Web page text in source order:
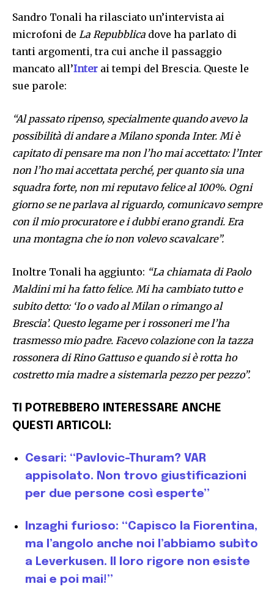
Sandro Tonali ha rilasciato un’intervista ai
microfoni de La Repubblica dove ha parlato di
tanti argomenti, tra cui anche il passaggio
mancato all’Inter ai tempi del Brescia. Queste le
sue parole:
“Al passato ripenso, specialmente quando avevo la
possibilità di andare a Milano sponda Inter. Mi è
capitato di pensare ma non l’ho mai accettato: l’Inter
non l’ho mai accettata perché, per quanto sia una
squadra forte, non mi reputavo felice al 100%. Ogni
giorno se ne parlava al riguardo, comunicavo sempre
con il mio procuratore e i dubbi erano grandi. Era
una montagna che io non volevo scavalcare”.
Inoltre Tonali ha aggiunto: “La chiamata di Paolo
Maldini mi ha fatto felice. Mi ha cambiato tutto e
subito detto: ‘Io o vado al Milan o rimango al
Brescia’. Questo legame per i rossoneri me l’ha
trasmesso mio padre. Facevo colazione con la tazza
rossonera di Rino Gattuso e quando si è rotta ho
costretto mia madre a sistemarla pezzo per pezzo”.
TI POTREBBERO INTERESSARE ANCHE
QUESTI ARTICOLI:
Cesari: “Pavlovic-Thuram? VAR
appisolato. Non trovo giustificazioni
per due persone così esperte”
Inzaghi furioso: “Capisco la Fiorentina,
ma l’angolo anche noi l’abbiamo subìto
a Leverkusen. Il loro rigore non esiste
mai e poi mai!”